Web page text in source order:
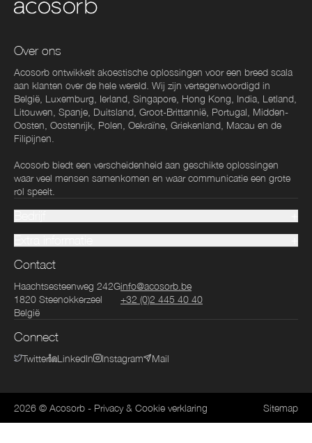
Over ons
Acosorb ontwikkelt akoestische oplossingen voor een breed scala
aan klanten over de hele wereld. Wij zijn vertegenwoordigd in
België, Luxemburg, Ierland, Singapore, Hong Kong, India, Letland,
Litouwen, Spanje, Duitsland, Groot-Brittannië, Portugal, Midden-
Oosten, Oostenrijk, Polen, Oekraïne, Griekenland, Macau en de
Filipijnen.
Acosorb biedt een verscheidenheid aan geschikte oplossingen
waar veel mensen samenkomen en waar communicatie een grote
rol speelt.
Contact
Haachtsesteenweg 242G
1820 Steenokkerzeel
België
info@acosorb.be
+32 (0)2 445 40 40
Connect
Twitter LinkedIn Instagram Mail
2026 © Acosorb - Privacy & Cookie verklaring Sitemap